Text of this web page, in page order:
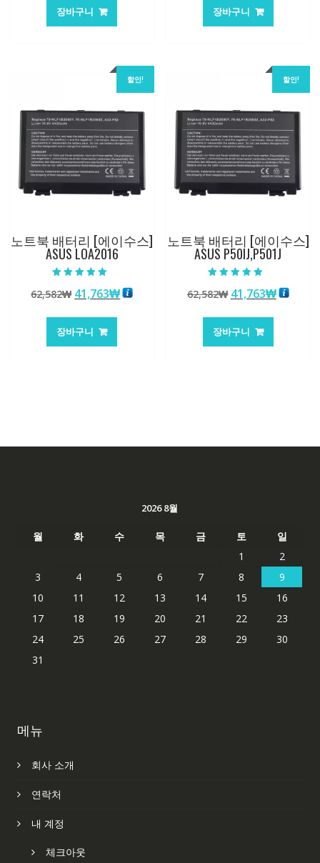
가
격:
장바구니
가
격:
장바구니
할인!
노트북 배터리 [에이수스]
ASUS LOA2016
5.00
로 평가됨
62,582₩ 원
가
격:
41,763₩현
장바구니
할인!
노트북 배터리 [에이수스]
ASUS P50IJ,P501J
4.50
로 평가됨
62,582₩ 원
가
격:
41,763₩현
장바구니
2026 8월
월 화 수 목 금 토
일
1
2
3
4 5 6 7 8
9
10
11 12 13 14 15
16
17
18 19 20 21 22
23
24
25 26 27 28 29
30
31
메뉴
회사 소개
연락처
내 계정
체크아웃